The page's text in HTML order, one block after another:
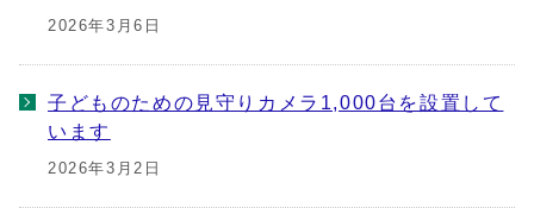
2026年3月6日
子どものための見守りカメラ1,000台を設置して
います
2026年3月2日